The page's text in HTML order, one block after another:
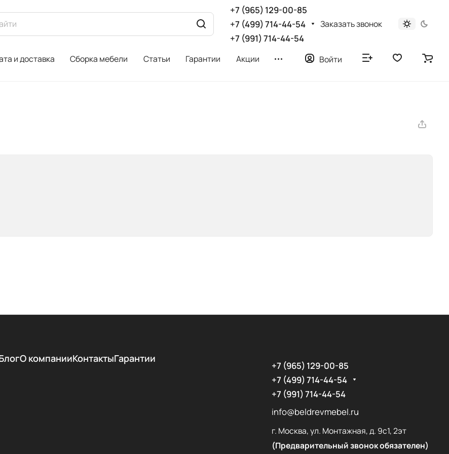
+7 (965) 129-00-85
+7 (499) 714-44-54
+7 (991) 714-44-54
Заказать звонок
и доставка Сборка мебели Статьи Гарантии Акции Войти
О компанииКонтактыГарантии
+7 (965) 129-00-85
+7 (499) 714-44-54
+7 (991) 714-44-54
info@beldrevmebel.ru
г. Москва, ул. Монтажная, д. 9с1, 2эт
(Предварительный звонок обязателен)